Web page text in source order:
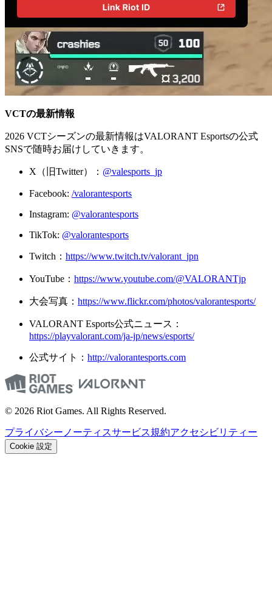
VCTの最新情報
2026 VCTシーズンの最新情報はVALORANT Esportsの公式
SNSで随時お届けしていきます。
X（旧Twitter）： @valesports_jp
Facebook: /valorantesports
Instagram: @valorantesports
TikTok: @valorantesports
Twitch： https://www.twitch.tv/valorant_jpn
YouTube： https://www.youtube.com/@VALORANTjp
大会写真： https://www.flickr.com/photos/valorantesports/
VALORANT Esports公式ニュース：
https://playvalorant.com/ja-jp/news/esports/
公式サイト： http://valorantesports.com
© 2026 Riot Games. All Rights Reserved.
プライバシーノーティスサービス規約アクセシビリティー
Cookie 設定